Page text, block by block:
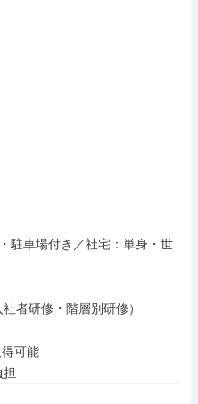
駐車場付き／社宅：単身・世
者研修・階層別研修）
可能